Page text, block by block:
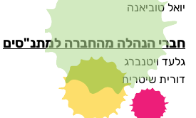
יואל טוביאנה
חברי הנהלה מהחברה למתנ"סים
גלעד ויטנברג
דורית שיטרית